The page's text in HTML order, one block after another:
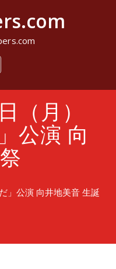
（月）
公演 向
」公演 向井地美音 生誕